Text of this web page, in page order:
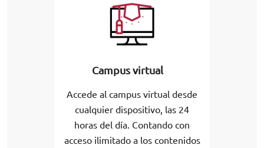
Campus virtual
Accede al campus virtual desde
cualquier dispositivo, las 24
horas del día. Contando con
acceso ilimitado a los contenidos